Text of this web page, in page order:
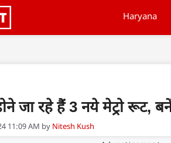
Haryana
जा रहे हैं 3 नये मेट्रो रूट,
11:09 AM by Nitesh Kush